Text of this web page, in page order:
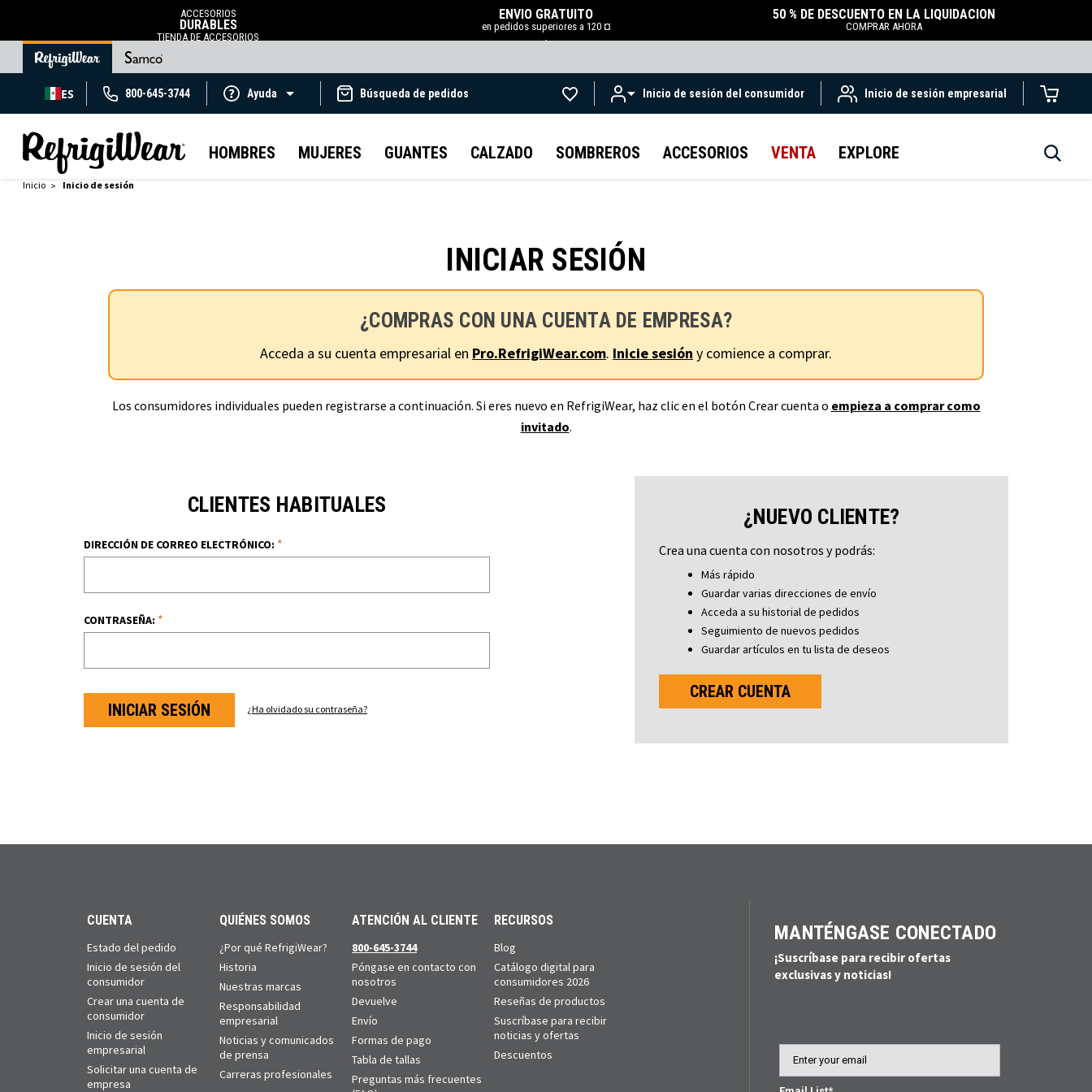
ACCESORIOS
DURABLES
TIENDA DE ACCESORIOS
ENVÍO GRATUITO
en pedidos superiores a 120 ¤
.
50 % DE DESCUENTO EN LA LIQUIDACIÓN
COMPRAR AHORA
ES 800-645-3744 Ayuda Búsqueda de pedidos Inicio de sesión del consumidor Inicio de sesión empresarial
HOMBRES MUJERES GUANTES CALZADO SOMBREROS ACCESORIOS VENTA EXPLORE
Inicio Inicio de sesión
INICIAR SESIÓN
¿COMPRAS CON UNA CUENTA DE EMPRESA?
Acceda a su cuenta empresarial en Pro.RefrigiWear.com. Inicie sesión y comience a comprar.
Los consumidores individuales pueden registrarse a continuación. Si eres nuevo en RefrigiWear, haz clic en el botón Crear cuenta o empieza a comprar como
invitado.
CLIENTES HABITUALES
DIRECCIÓN DE CORREO ELECTRÓNICO: *
CONTRASEÑA: *
¿Ha olvidado su contraseña?
¿NUEVO CLIENTE?
Crea una cuenta con nosotros y podrás:
Más rápido
Guardar varias direcciones de envío
Acceda a su historial de pedidos
Seguimiento de nuevos pedidos
Guardar artículos en tu lista de deseos
CREAR CUENTA
CUENTA
Estado del pedido
Inicio de sesión del
consumidor
Crear una cuenta de
consumidor
Inicio de sesión
empresarial
Solicitar una cuenta de
empresa
QUIÉNES SOMOS
¿Por qué RefrigiWear?
Historia
Nuestras marcas
Responsabilidad
empresarial
Noticias y comunicados
de prensa
Carreras profesionales
ATENCIÓN AL CLIENTE
800-645-3744
Póngase en contacto con
nosotros
Devuelve
Envío
Formas de pago
Tabla de tallas
Preguntas más frecuentes
RECURSOS
Blog
Catálogo digital para
consumidores 2026
Reseñas de productos
Suscríbase para recibir
noticias y ofertas
Descuentos
MANTÉNGASE CONECTADO
¡Suscríbase para recibir ofertas
exclusivas y noticias!